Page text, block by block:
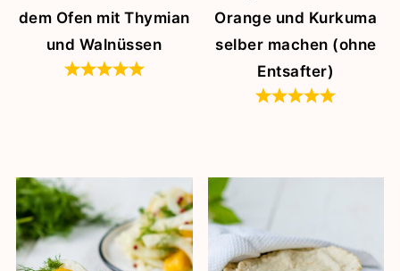
dem Ofen mit Thymian
und Walnüssen
Orange und Kurkuma
selber machen (ohne
Entsafter)